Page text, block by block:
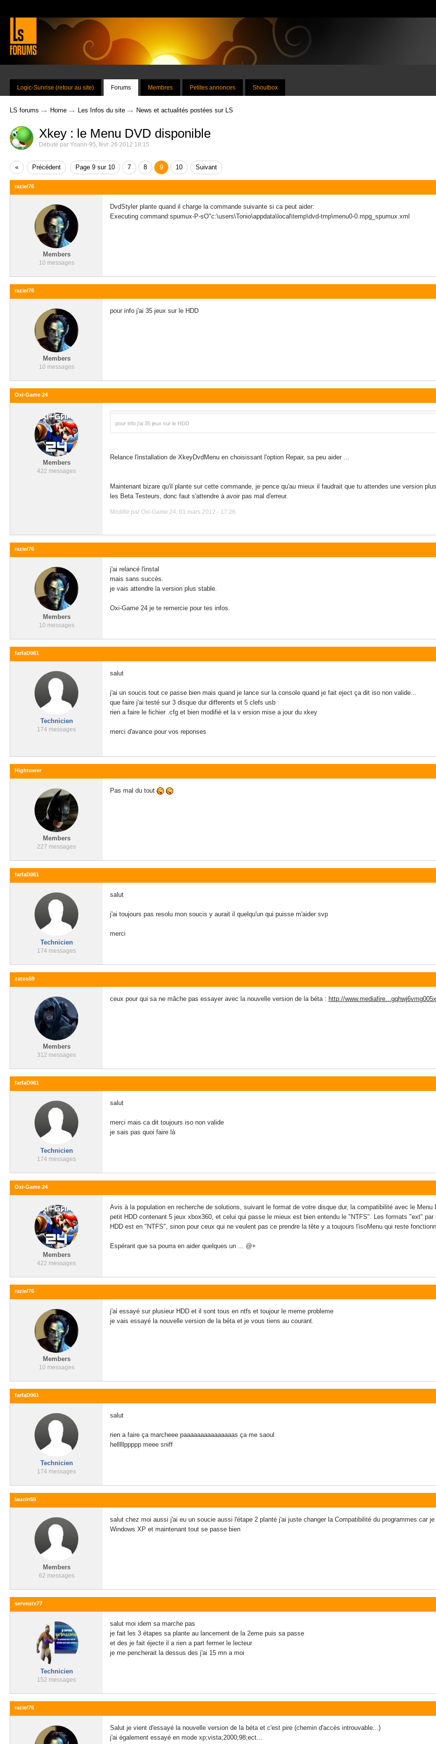
Logic-Sunrise (retour au site) Forums Membres Petites annonces Shoutbox
LS forums → Home → Les Infos du site → News et actualités postées sur LS
Xkey : le Menu DVD disponible
Débuté par Yoann-95, févr. 26 2012 18:15
« Précédent Page 9 sur 10 7 8 9 10 Suivant
raziel76
Members
10 messages
DvdStyler plante quand il charge la commande suivante si ca peut aider:
Executing command:spumux-P-sO"c:\users\Tonio\appdata\local\temp\dvd-tmp\menu0-0.mpg_spumux.xml
raziel76
Members
10 messages
pour info j'ai 35 jeux sur le HDD
Oxi-Game 24
Members
422 messages
pour info j'ai 35 jeux sur le HDD
Relance l'installation de XkeyDvdMenu en choisissant l'option Repair, sa peu aider ...
Maintenant bizare qu'il plante sur cette commande, je pence qu'au mieux il faudrait que tu attendes une version
les Beta Testeurs, donc faut s'attendre à avoir pas mal d'erreur.
Modifié par Oxi-Game 24, 01 mars 2012 - 17:26.
raziel76
Members
10 messages
j'ai relancé l'instal
mais sans succès.
je vais attendre la version plus stable.
Oxi-Game 24 je te remercie pour tes infos.
farfaD061
Technicien
174 messages
salut
j'ai un soucis tout ce passe bien mais quand je lance sur la console quand je fait eject ça dit iso non valide...
que faire j'ai testé sur 3 disque dur differents et 5 clefs usb
rien a faire le fichier .cfg et bien modifié et la v ersion mise a jour du xkey
merci d'avance pour vos reponses
Hightower
Members
227 messages
Pas mal du tout
farfaD061
Technicien
174 messages
salut
j'ai toujours pas resolu mon soucis y aurait il quelqu'un qui puisse m'aider svp
merci
zatos59
Members
312 messages
ceux pour qui sa ne mâche pas essayer avec la nouvelle version de la béta : http://
farfaD061
Technicien
174 messages
salut
merci mais ca dit toujours iso non valide
je sais pas quoi faire là
Oxi-Game 24
Members
422 messages
Avis à la population en recherche de solutions, suivant le format de votre disque dur, la compatibilité avec le
petit HDD contenant 5 jeux xbox360, et celui qui passe le mieux est bien entendu le "NTFS". Les formats "ext"
HDD est en "NTFS", sinon pour ceux qui ne veulent pas ce prendre la tête y a toujours l'isoMenu qui reste
Espérant que sa pourra en aider quelques un ... @+
raziel76
Members
10 messages
j'ai essayé sur plusieur HDD et il sont tous en ntfs et toujour le meme probleme
je vais essayé la nouvelle version de la béta et je vous tiens au courant.
farfaD061
Technicien
174 messages
salut
rien a faire ça marcheee paaaaaaaaaaaaaaas ça me saoul
helllllppppp meee sniff
laucin59
Members
62 messages
salut chez moi aussi j'ai eu un soucie aussi l'étape 2 planté j'ai juste changer la Compatibilité du programmes car
Windows XP et maintenant tout se passe bien
serveurx77
Technicien
152 messages
salut moi idem sa marche pas
je fait les 3 étapes sa plante au lancement de la 2eme puis sa passe
et des je fait éjecte il a rien a part fermer le lecteur
je me pencherait la dessus des j'ai 15 mn a moi
raziel76
Salut je vient d'essayé la nouvelle version de la béta et c'est pire (chemin d'accès introuvable...)
j'ai également essayé en mode xp;vista;2000;98;ect...